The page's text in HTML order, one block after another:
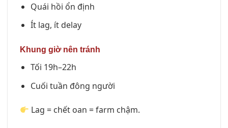
Quái hồi ổn định
Ít lag, ít delay
Khung giờ nên tránh
Tối 19h–22h
Cuối tuần đông người
Lag = chết oan = farm chậm.